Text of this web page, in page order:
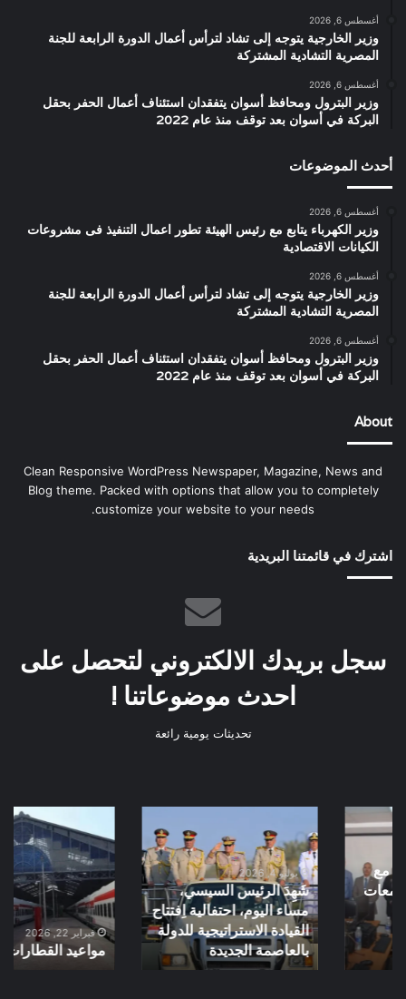
أغسطس 6, 2026
وزير الخارجية يتوجه إلى تشاد لترأس أعمال الدورة الرابعة للجنة
المصرية التشادية المشتركة
أغسطس 6, 2026
وزير البترول ومحافظ أسوان يتفقدان استئناف أعمال الحفر بحقل
البركة في أسوان بعد توقف منذ عام 2022
أحدث الموضوعات
أغسطس 6, 2026
وزير الكهرباء يتابع مع رئيس الهيئة تطور اعمال التنفيذ فى مشروعات
الكيانات الاقتصادية
أغسطس 6, 2026
وزير الخارجية يتوجه إلى تشاد لترأس أعمال الدورة الرابعة للجنة
المصرية التشادية المشتركة
أغسطس 6, 2026
وزير البترول ومحافظ أسوان يتفقدان استئناف أعمال الحفر بحقل
البركة في أسوان بعد توقف منذ عام 2022
About
Clean Responsive WordPress Newspaper, Magazine, News and
Blog theme. Packed with options that allow you to completely
customize your website to your needs.
اشترك في قائمتنا البريدية
سجل بريدك الالكتروني لتحصل على
احدث موضوعاتنا !
تحديثات يومية رائعة
شَهِدَ
الرئيس
مساء
اليوم،
احتفالية
اِفتتاح
القيادة
الاستراتيجية
يوليو 4, 2026
شَهِدَ الرئيس السيسي،
مساء اليوم، احتفالية اِفتتاح
القيادة الاستراتيجية للدولة
بالعاصمة الجديدة
القطارات
فبراير 22, 2026
مواعيد القطارات